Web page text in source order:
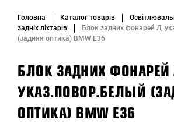
Головна Каталог товарів
задніх ліхтарів
Блок задних фонарей Л,
(задняя оптика) BMW E36
БЛОК ЗАДНИХ ФОНАРЕЙ
УКАЗ.ПОВОР.БЕЛЫЙ
ОПТИКА) BMW E36